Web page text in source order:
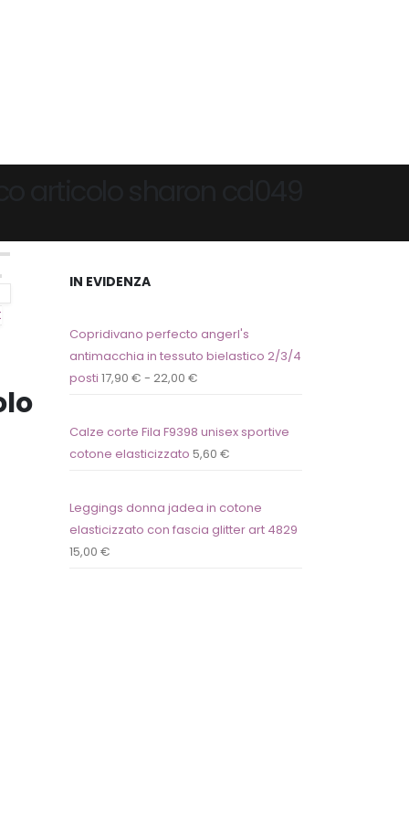
IN EVIDENZA
Copridivano perfecto angerl's
antimacchia in tessuto bielastico 2/3/4
posti 17,90 € - 22,00 €
Calze corte Fila F9398 unisex sportive
cotone elasticizzato 5,60 €
Leggings donna jadea in cotone
elasticizzato con fascia glitter art 4829
15,00 €